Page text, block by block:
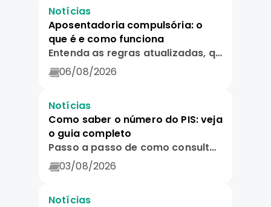
Notícias
Aposentadoria compulsória: o
que é e como funciona
Entenda as regras atualizadas, qual a idade limite e quem tem direito.
06/08/2026
Notícias
Como saber o número do PIS: veja
o guia completo
Passo a passo de como consultar por aplicativos, telefone e documentos físicos.
03/08/2026
Notícias